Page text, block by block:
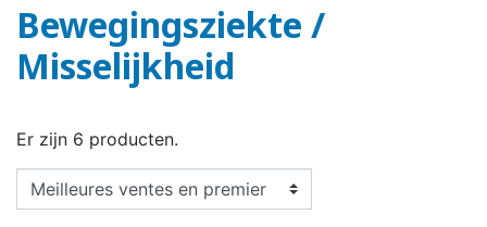
Bewegingsziekte /
Misselijkheid
Er zijn 6 producten.